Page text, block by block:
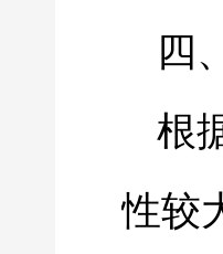
四
根
性较